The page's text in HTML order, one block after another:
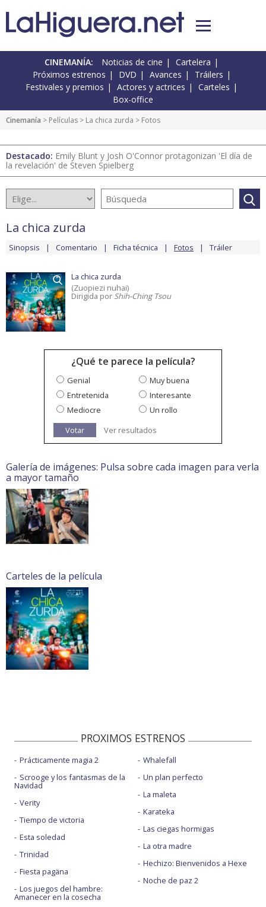
CINEMANÍA: Noticias de cine
Cartelera
Próximos estrenos
DVD Avances
Tráilers
Festivales y premios
Actores y actrices
Carteles
Box-office
Cinemanía > Películas > La chica zurda > Fotos
Destacado: Emily Blunt y Josh O'Connor protagonizan 'El día de
la revelación' de Steven Spielberg
La chica zurda
Sinopsis Comentario Ficha técnica Fotos Tráiler
La chica zurda
(Zuopiezi nuhai)
Dirigida por Shih-Ching Tsou
¿Qué te parece la película?
Genial
Muy buena
Entretenida
Interesante
Mediocre
Un rollo
Votar
Ver resultados
Galería de imágenes: Pulsa sobre cada imagen para verla
a mayor tamaño
Carteles de la película
PROXIMOS ESTRENOS
Prácticamente magia 2
Scrooge y los fantasmas de la
Navidad
Verity
Tiempo de victoria
Esta soledad
Trinidad
Fiesta pagäna
Los juegos del hambre:
Amanecer en la cosecha
Whalefall
Un plan perfecto
La maleta
Karateka
Las ciegas hormigas
La otra madre
Hechizo: Bienvenidos a Hexe
Noche de paz 2